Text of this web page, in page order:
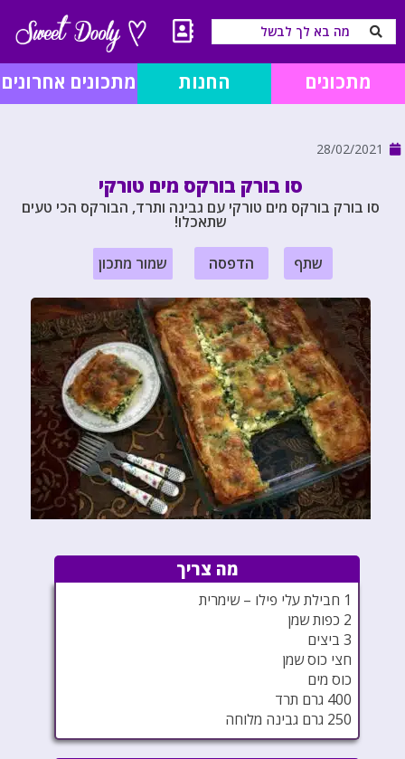
מתכונים החנות מתכונים אחרונים
28/02/2021
סו בורק בורקס מים טורקי
סו בורק בורקס מים טורקי עם גבינה ותרד, הבורקס הכי טעים
שתאכלו!
שתף הדפסה שמור מתכון
מה צריך
1 חבילת עלי פילו – שימרית
2 כפות שמן
3 ביצים
חצי כוס שמן
כוס מים
400 גרם תרד
250 גרם גבינה מלוחה